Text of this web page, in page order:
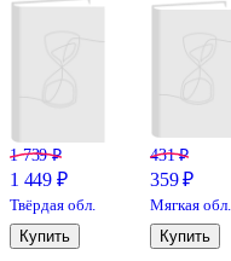
1 739 ₽
1 449 ₽
Твёрдая обл.
Купить
431 ₽
359 ₽
Мягкая обл.
Купить